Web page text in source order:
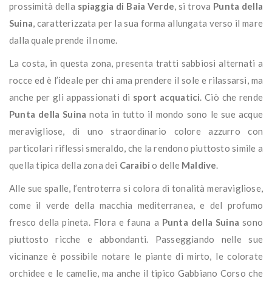
prossimità della spiaggia di Baia Verde, si trova Punta della
Suina, caratterizzata per la sua forma allungata verso il mare
dalla quale prende il nome.
La costa, in questa zona, presenta tratti sabbiosi alternati a
rocce ed è l’ideale per chi ama prendere il sole e rilassarsi, ma
anche per gli appassionati di sport acquatici. Ciò che rende
Punta della Suina nota in tutto il mondo sono le sue acque
meravigliose, di uno straordinario colore azzurro con
particolari riflessi smeraldo, che la rendono piuttosto simile a
quella tipica della zona dei Caraibi o delle Maldive.
Alle sue spalle, l’entroterra si colora di tonalità meravigliose,
come il verde della macchia mediterranea, e del profumo
fresco della pineta. Flora e fauna a Punta della Suina sono
piuttosto ricche e abbondanti. Passeggiando nelle sue
vicinanze è possibile notare le piante di mirto, le colorate
orchidee e le camelie, ma anche il tipico Gabbiano Corso che